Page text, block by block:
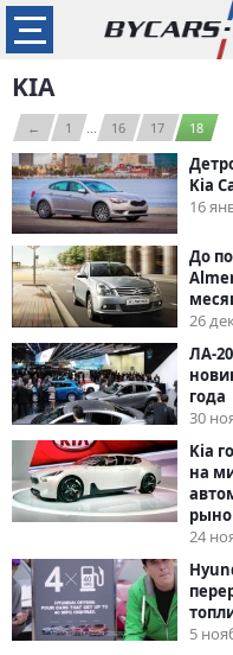
KIA
← 1 ... 16 17 18
Kia
16
До
26
ЛА-
года
30
Kia
на
24
5